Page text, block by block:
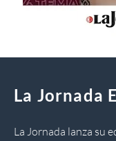
La Jornada
La Jornada lanza su